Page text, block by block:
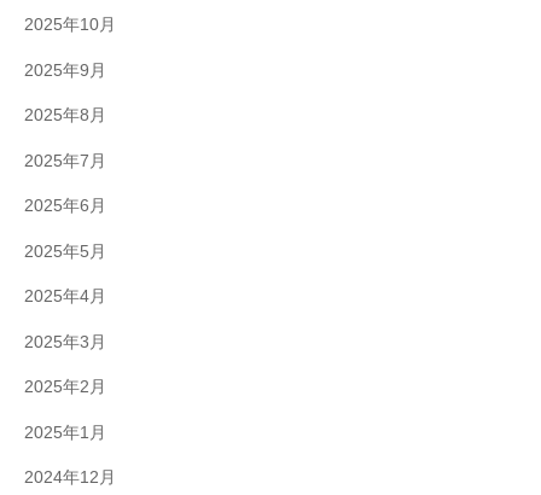
2025年10月
2025年9月
2025年8月
2025年7月
2025年6月
2025年5月
2025年4月
2025年3月
2025年2月
2025年1月
2024年12月